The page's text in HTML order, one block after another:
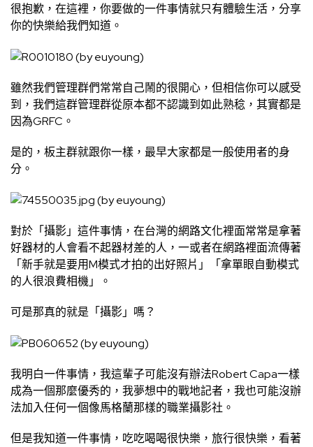
很抱歉，在這裡，你要做的一件事情就只有體驗生活，分享
你的快樂給我們知道。
雖然我們管理群們常常自己鬧的很開心，但相信你可以感受
到，我們這群管理群從原本都不認識到如此熟稔，其實都是
因為GRFC。
是的，板主群就跟你一樣，最早大家都是一般使用者的身
分。
對於「攝影」這件事情，在台灣的網路文化裡面常常是拿著
好器材的人會看不起器材差的人，一或者在網路裡面流傳著
「新手就是要用M模式才拍的出好照片」「拿單眼自動模式
的人很浪費相機」。
可是那真的就是「攝影」嗎？
我明白一件事情，我這輩子可能沒有辦法Robert Capa一樣
成為一個那麼優秀的，我夢想中的戰地記者，我也可能沒辦
法加入任何一個像馬格蘭那樣的職業攝影社。
但是我知道一件事情，吃吃喝喝很快樂，旅行很快樂，看著